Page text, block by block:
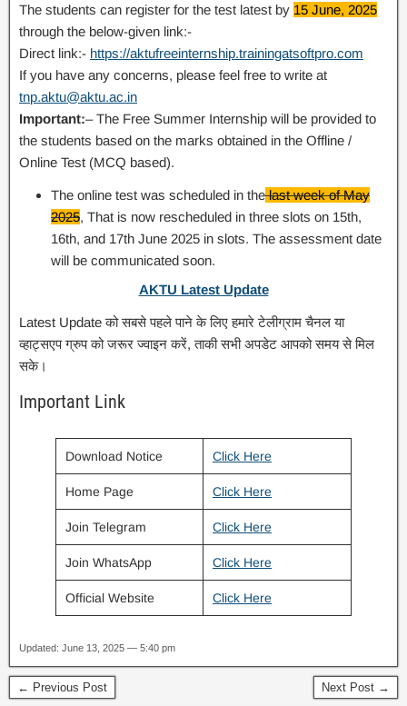
The students can register for the test latest by 15 June, 2025
through the below-given link:-
Direct link:- https://aktufreeinternship.trainingatsoftpro.com
If you have any concerns, please feel free to write at
tnp.aktu@aktu.ac.in
Important:– The Free Summer Internship will be provided to
the students based on the marks obtained in the Offline /
Online Test (MCQ based).
The online test was scheduled in thelast week of May
2025, That is now rescheduled in three slots on 15th,
16th, and 17th June 2025 in slots. The assessment date
will be communicated soon.
AKTU Latest Update
Latest Update को सबसे पहले पाने के लिए हमारे टेलीग्राम चैनल या
व्हाट्सएप ग्रुप को जरूर ज्वाइन करें, ताकी सभी अपडेट आपको समय से मिल
सके।
Important Link
Download Notice Click Here
Home Page Click Here
Join Telegram Click Here
Join WhatsApp Click Here
Official Website Click Here
Updated: June 13, 2025 — 5:40 pm
← Previous Post Next Post →